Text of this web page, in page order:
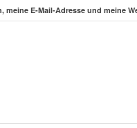
meine E-Mail-Adresse und meine